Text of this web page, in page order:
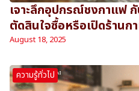
เจาะลึกอุปกรณ์ชงกาแฟ
ตัดสินใจซื้อหรือเปิดร้านก
August 18, 2025
ความรู้ทั่วไป